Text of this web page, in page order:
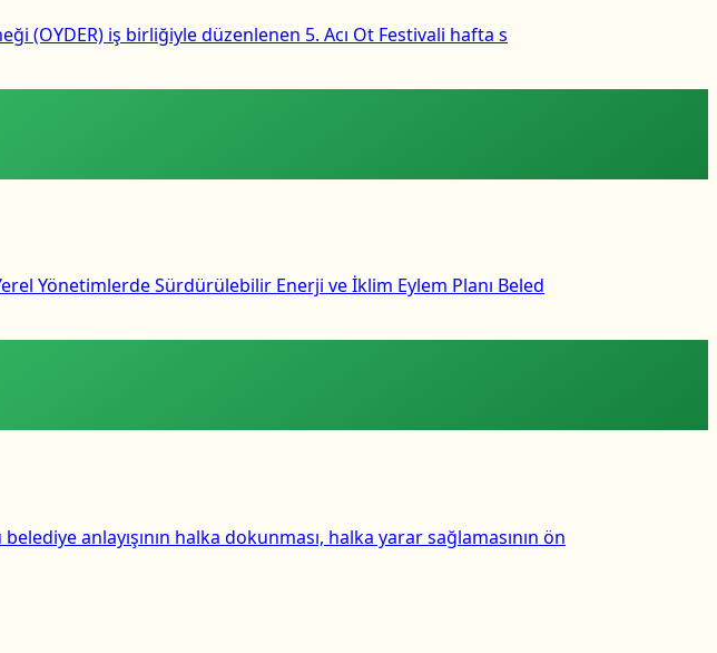
(OYDER) iş birliğiyle düzenlenen 5. Acı Ot Festivali hafta s
Yönetimlerde Sürdürülebilir Enerji ve İklim Eylem Planı Beled
anlayışının halka dokunması, halka yarar sağlamasının ön